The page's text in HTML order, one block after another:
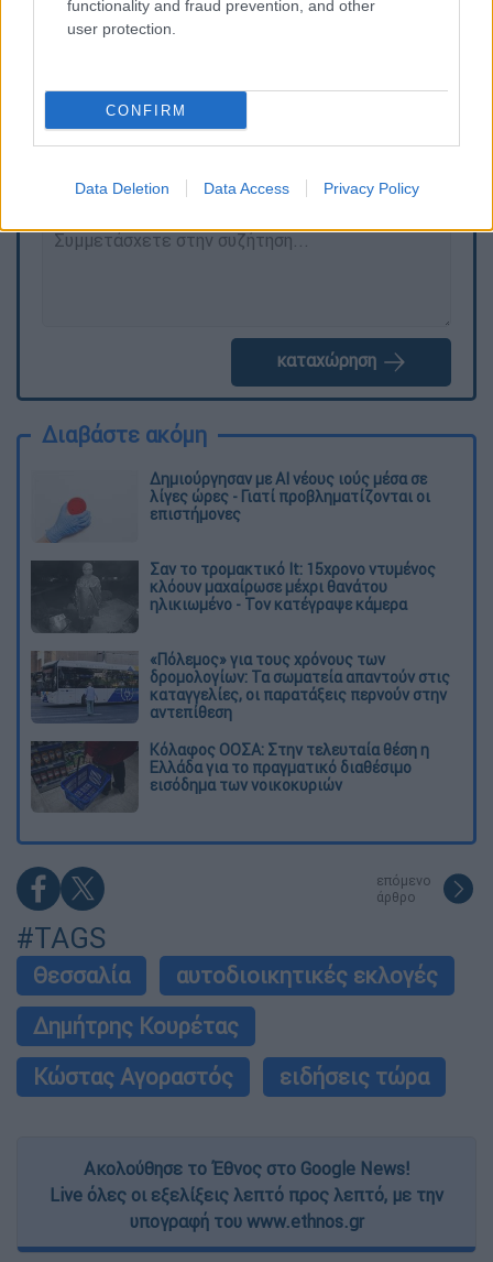
functionality and fraud prevention, and other
user protection.
CONFIRM
Data Deletion Data Access Privacy Policy
να γίνουν.Είναι σαφές», πρόσθεσε.
Τα σχολιά σας δημοσιεύονται άμεσα με δική σας ευθύνη. Το
ΕΘΝΟΣ θα παρεμβαίνει και τα προσβλητικά σχόλια θα
διαγράφονται
καταχώρηση
Διαβάστε ακόμη
Δημιούργησαν με AI νέους ιούς μέσα σε
λίγες ώρες - Γιατί προβληματίζονται οι
επιστήμονες
Σαν το τρομακτικό It: 15χρονο ντυμένος
κλόουν μαχαίρωσε μέχρι θανάτου
ηλικιωμένο - Τον κατέγραψε κάμερα
«Πόλεμος» για τους χρόνους των
δρομολογίων: Τα σωματεία απαντούν στις
καταγγελίες, οι παρατάξεις περνούν στην
αντεπίθεση
Κόλαφος ΟΟΣΑ: Στην τελευταία θέση η
Ελλάδα για το πραγματικό διαθέσιμο
εισόδημα των νοικοκυριών
επόμενο
άρθρο
#TAGS
Θεσσαλία
αυτοδιοικητικές εκλογές
Δημήτρης Κουρέτας
Κώστας Αγοραστός
ειδήσεις τώρα
Ακολούθησε το Έθνος στο Google News!
Live όλες οι εξελίξεις λεπτό προς λεπτό, με την
υπογραφή του www.ethnos.gr